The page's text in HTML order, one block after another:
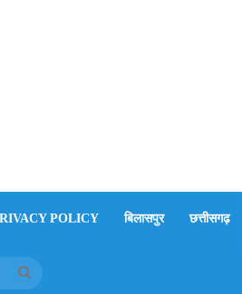
POLICY बिलासपुर छत्तीसगढ़